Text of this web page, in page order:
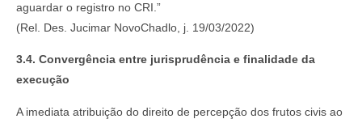
aguardar o registro no CRI.”
(Rel. Des. Jucimar NovoChadlo, j. 19/03/2022)
3.4. Convergência entre jurisprudência e finalidade da
execução
A imediata atribuição do direito de percepção dos frutos civis ao